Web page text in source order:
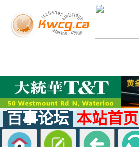
百事论坛 本站首页